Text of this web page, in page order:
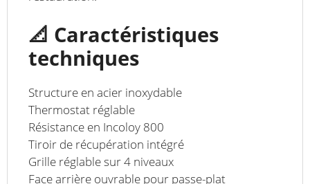
📐 Caractéristiques
techniques
Structure en acier inoxydable
Thermostat réglable
Résistance en Incoloy 800
Tiroir de récupération intégré
Grille réglable sur 4 niveaux
Face arrière ouvrable pour passe-plat